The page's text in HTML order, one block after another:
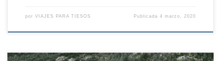
por VIAJES PARA TIESOS Publicada4 marzo, 2020